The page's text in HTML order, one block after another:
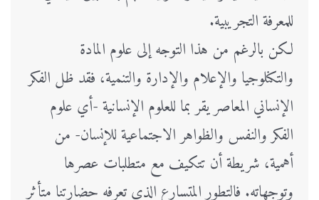
للمعرفة التجريبية.
لكن بالرغم من هذا التوجه إلى علوم المادة
والتكنلوجيا والإعلام والإدارة والتنمية، فقد ظل الفكر
الإنساني المعاصر يقر بما للعلوم الإنسانية -أي علوم
الفكر والنفس والظواهر الاجتماعية للإنسان- من
أهمية، شريطة أن تتكيف مع متطلبات عصرها
وتوجهاته. فالتطور المتسارع الذي تعرفه حضارتنا متأثر